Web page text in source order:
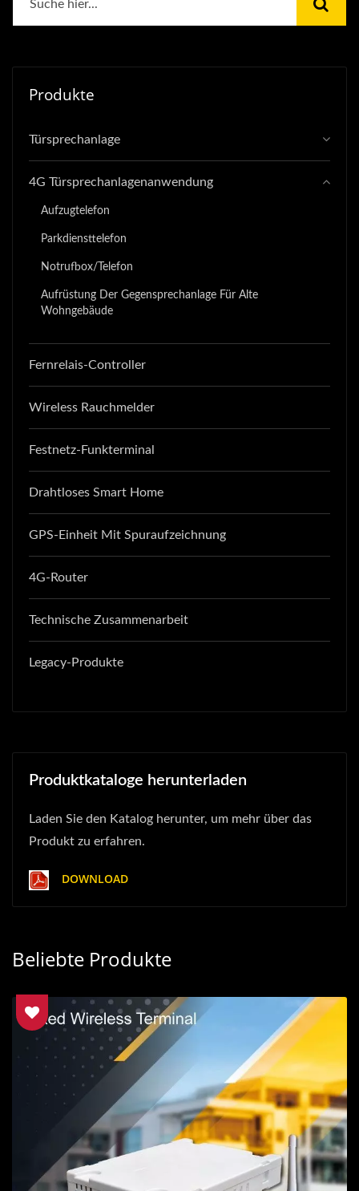
Produkte
Türsprechanlage
4G Türsprechanlagenanwendung
Aufzugtelefon
Parkdiensttelefon
Notrufbox/Telefon
Aufrüstung Der Gegensprechanlage Für Alte
Wohngebäude
Fernrelais-Controller
Wireless Rauchmelder
Festnetz-Funkterminal
Drahtloses Smart Home
GPS-Einheit Mit Spuraufzeichnung
4G-Router
Technische Zusammenarbeit
Legacy-Produkte
Produktkataloge herunterladen
Laden Sie den Katalog herunter, um mehr über das
Produkt zu erfahren.
DOWNLOAD
Beliebte Produkte